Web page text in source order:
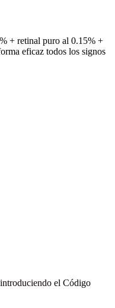
+ retinal puro al 0.15% +
eficaz todos los signos
el Código